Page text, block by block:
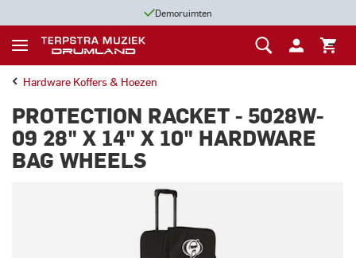
Demoruimten
Hardware Koffers & Hoezen
PROTECTION RACKET - 5028W-
09 28" X 14" X 10" HARDWARE
BAG WHEELS